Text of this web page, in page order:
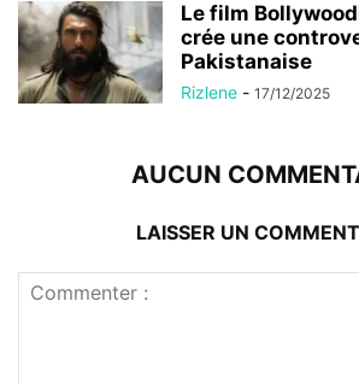
Le film
crée une
Pakistanaise
Rizlene - 17/12/2025
AUCUN
LAISSER UN